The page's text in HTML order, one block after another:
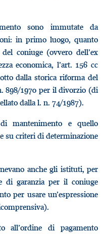
sono immutate da
in primo luogo, quanto
coniuge (ovvero dell’ex
economica, l’art. 156 cc
dalla storica riforma del
898/1970 per il divorzio (di
dalla l. n. 74/1987).
mantenimento e quello
su criteri di determinazione
anche gli istituti, per
di garanzia per il coniuge
per usare un’espressione
all’ordine di pagamento